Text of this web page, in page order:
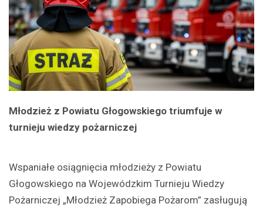
Młodzież z Powiatu Głogowskiego triumfuje w
turnieju wiedzy pożarniczej
Wspaniałe osiągnięcia młodzieży z Powiatu
Głogowskiego na Wojewódzkim Turnieju Wiedzy
Pożarniczej „Młodzież Zapobiega Pożarom” zasługują